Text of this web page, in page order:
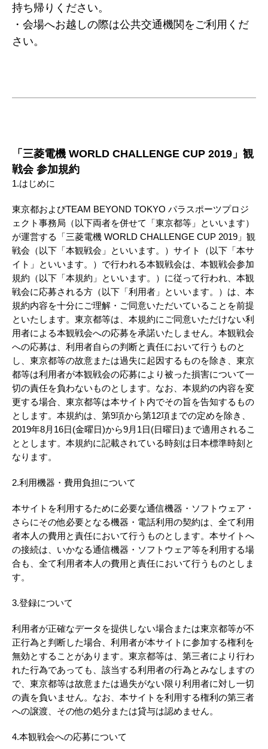
持ち帰りください。
・会場へお越しの際は公共交通機関をご利用くだ
さい。
「三菱電機 WORLD CHALLENGE CUP 2019」観
戦会 参加規約
1.はじめに
東京都およびTEAM BEYOND TOKYO パラスポーツプロジ
ェクト事務局（以下両者を併せて「東京都等」といいます）
が運営する「三菱電機 WORLD CHALLENGE CUP 2019」観
戦会（以下「本観戦会」といいます。）サイト（以下「本サ
イト」といいます。）で行われる本観戦会は、本観戦会参加
規約（以下「本規約」といいます。）に従って行われ、本観
戦会に応募される方（以下「利用者」といいます。）は、本
規約内容を十分にご理解・ご同意いただいていることを前提
といたします。東京都等は、本規約にご同意いただけない利
用者による本観戦会への応募を承諾いたしません。本観戦会
への応募は、利用者自らの判断と責任において行うものと
し、東京都等の故意または過失に起因するものを除き、東京
都等は利用者が本観戦会の応募により被った損害について一
切の責任を負わないものとします。なお、本規約の内容を変
更する場合、東京都等は本サイト内でその旨を告知するもの
とします。本規約は、第9項から第12項までの定めを除き、
2019年8月16日(金曜日)から9月1日(日曜日)まで適用されるこ
ととします。本規約に記載されている時刻は日本標準時刻と
なります。
2.利用機器・費用負担について
本サイトを利用するために必要な通信機器・ソフトウェア・
さらにその他必要となる機器・電話利用の契約は、全て利用
者本人の費用と責任において行うものとします。本サイトへ
の接続は、いかなる通信機器・ソフトウェア等を利用する場
合も、全て利用者本人の費用と責任において行うものとしま
す。
3.登録について
利用者が正確なデータを提供しない場合または東京都等が不
正行為と判断した場合、利用者が本サイトに参加する権利を
無効とすることがあります。東京都等は、第三者により行わ
れた行為であっても、該当する利用者の行為とみなしますの
で、東京都等は故意または過失がない限り利用者に対し一切
の責を負いません。なお、本サイトを利用する権利の第三者
への譲渡、その他の処分または貸与は認めません。
4.本観戦会への応募について